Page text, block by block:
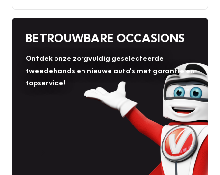
BETROUWBARE OCCASIONS
Ontdek onze zorgvuldig geselecteerde
tweedehands en nieuwe auto's met garantie en
topservice!